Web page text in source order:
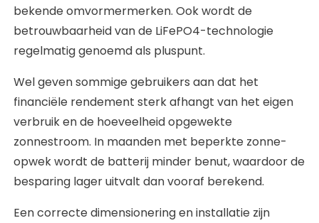
bekende omvormermerken. Ook wordt de
betrouwbaarheid van de LiFePO4-technologie
regelmatig genoemd als pluspunt.
Wel geven sommige gebruikers aan dat het
financiële rendement sterk afhangt van het eigen
verbruik en de hoeveelheid opgewekte
zonnestroom. In maanden met beperkte zonne-
opwek wordt de batterij minder benut, waardoor de
besparing lager uitvalt dan vooraf berekend.
Een correcte dimensionering en installatie zijn